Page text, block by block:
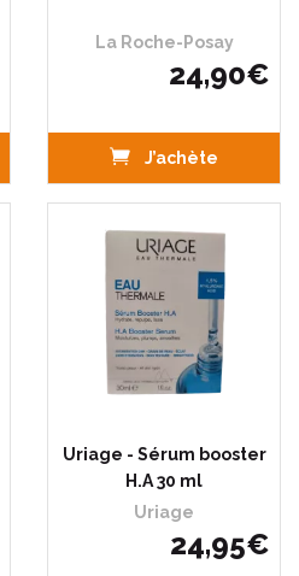
La Roche-Posay
24,90€
J’achète
Uriage - Sérum booster
H.A 30 ml
Uriage
24,95€